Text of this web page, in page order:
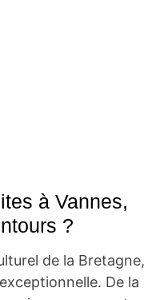
à Vannes,
?
de la Bretagne,
De la